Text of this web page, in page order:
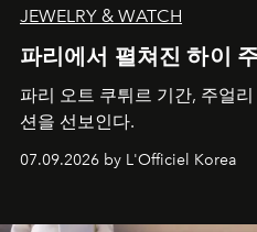
JEWELRY & WATCH
파리에서 펼쳐진 하이
파리 오트 쿠튀르 기간, 주얼
션을 선보인다.
07.09.2026 by L'Officiel Korea